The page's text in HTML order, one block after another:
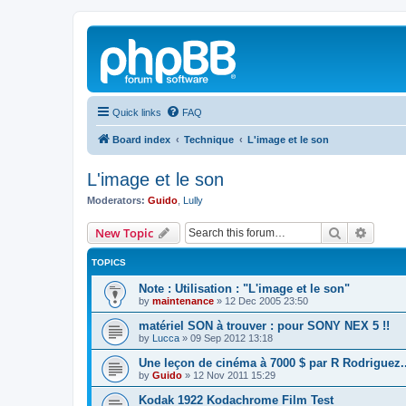
Quick links FAQ
Board index Technique L'image et le son
L'image et le son
Moderators: Guido Lully
New Topic Search
TOPICS
Note : Utilisation : "L'image et le son"
by maintenance » 12 Dec 2005 23:50
matériel SON à trouver : pour SONY NEX 5 !!
by Lucca » 09 Sep 2012 13:18
Une leçon de cinéma à 7000 $ par R
by Guido » 12 Nov 2011 15:29
Kodak 1922 Kodachrome Film Test